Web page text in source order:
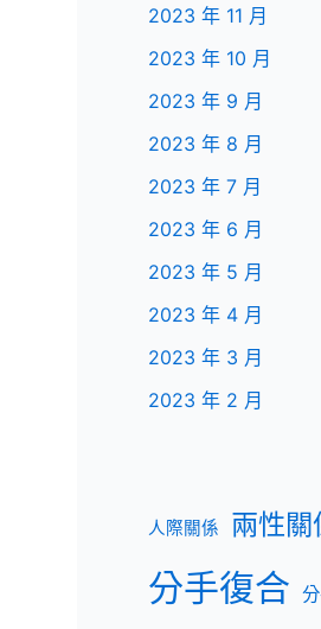
2023 年 11 月
2023 年 10 月
2023 年 9 月
2023 年 8 月
2023 年 7 月
2023 年 6 月
2023 年 5 月
2023 年 4 月
2023 年 3 月
2023 年 2 月
人際關係 兩性關
分手復合